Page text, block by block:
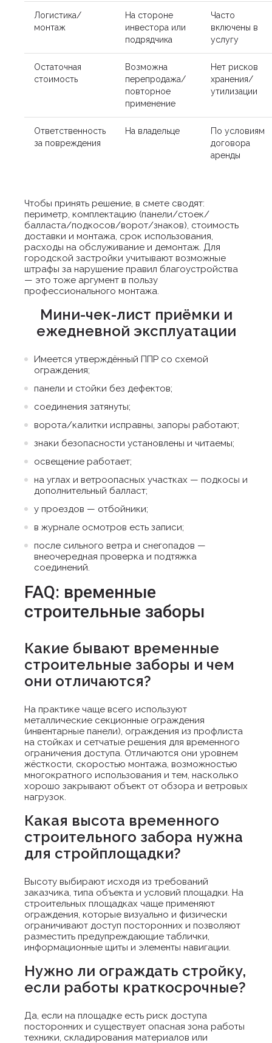
Логистика/
монтаж
На стороне
инвестора или
подрядчика
Часто
включены в
услугу
Остаточная
стоимость
Возможна
перепродажа/
повторное
применение
Нет рисков
хранения/
утилизации
Ответственность
за повреждения
На владельце
По условиям
договора
аренды
Чтобы принять решение, в смете сводят:
периметр, комплектацию (панели/стоек/
балласта/подкосов/ворот/знаков), стоимость
доставки и монтажа, срок использования,
расходы на обслуживание и демонтаж. Для
городской застройки учитывают возможные
штрафы за нарушение правил благоустройства
— это тоже аргумент в пользу
профессионального монтажа.
Мини-чек-лист приёмки и
ежедневной эксплуатации
Имеется утверждённый ППР со схемой
ограждения;
панели и стойки без дефектов;
соединения затянуты;
ворота/калитки исправны, запоры работают;
знаки безопасности установлены и читаемы;
освещение работает;
на углах и ветроопасных участках — подкосы и
дополнительный балласт;
у проездов — отбойники;
в журнале осмотров есть записи;
после сильного ветра и снегопадов —
внеочередная проверка и подтяжка
соединений.
FAQ: временные
строительные заборы
Какие бывают временные
строительные заборы и чем
они отличаются?
На практике чаще всего используют
металлические секционные ограждения
(инвентарные панели), ограждения из профлиста
на стойках и сетчатые решения для временного
ограничения доступа. Отличаются они уровнем
жёсткости, скоростью монтажа, возможностью
многократного использования и тем, насколько
хорошо закрывают объект от обзора и ветровых
нагрузок.
Какая высота временного
строительного забора нужна
для стройплощадки?
Высоту выбирают исходя из требований
заказчика, типа объекта и условий площадки. На
строительных площадках чаще применяют
ограждения, которые визуально и физически
ограничивают доступ посторонних и позволяют
разместить предупреждающие таблички,
информационные щиты и элементы навигации.
Нужно ли ограждать стройку,
если работы краткосрочные?
Да, если на площадке есть риск доступа
посторонних и существует опасная зона работы
техники, складирования материалов или